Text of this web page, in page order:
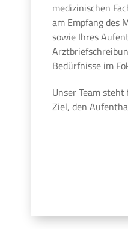
medizinischen
am Empfang des
sowie Ihres
Bedürfnisse im
Unser Team
Ziel, den